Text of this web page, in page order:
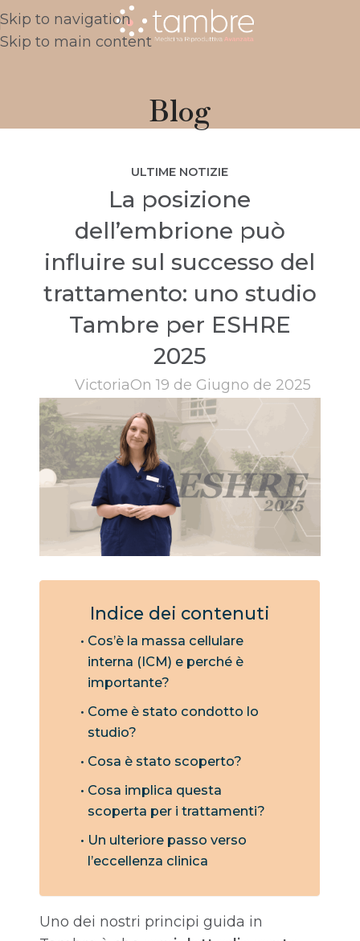
Skip to navigation
Skip to main content
Blog
ULTIME NOTIZIE
La posizione
dell’embrione può
influire sul successo del
trattamento: uno studio
Tambre per ESHRE
2025
VictoriaOn 19 de Giugno de 2025
Indice dei contenuti
Cos’è la massa cellulare
interna (ICM) e perché è
importante?
Come è stato condotto lo
studio?
Cosa è stato scoperto?
Cosa implica questa
scoperta per i trattamenti?
Un ulteriore passo verso
l’eccellenza clinica
Uno dei nostri principi guida in